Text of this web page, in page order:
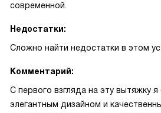
современной.
Недостатки:
Сложно найти недостатки в этом
Комментарий:
С первого взгляда на эту вытяжку
элегантным дизайном и